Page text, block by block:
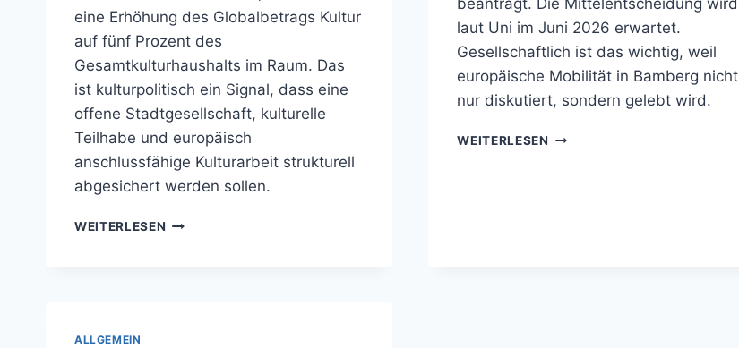
eine Erhöhung des Globalbetrags Kultur
auf fünf Prozent des
Gesamtkulturhaushalts im Raum. Das
ist kulturpolitisch ein Signal, dass eine
offene Stadtgesellschaft, kulturelle
Teilhabe und europäisch
anschlussfähige Kulturarbeit strukturell
abgesichert werden sollen.
WEITERLESEN DIE
beantragt. Die Mittelentscheidung wird
laut Uni im Juni 2026 erwartet.
Gesellschaftlich ist das wichtig, weil
europäische Mobilität in Bamberg nicht
nur diskutiert, sondern gelebt wird.
WEITERLESEN DIE
ALLGEMEIN